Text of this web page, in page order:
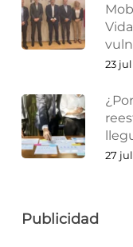
23
27
Publicidad